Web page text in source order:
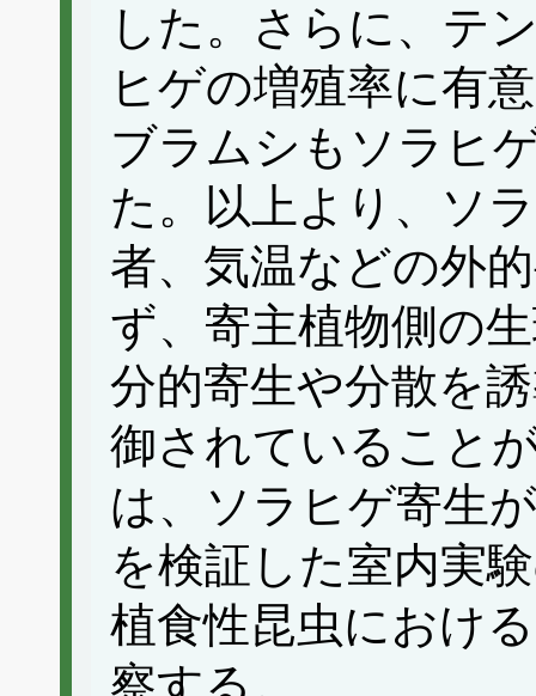
した。さらに、テ
ヒゲの増殖率に有
ブラムシもソラヒ
た。以上より、ソ
者、気温などの外
ず、寄主植物側の
分的寄生や分散を
御されていること
は、ソラヒゲ寄生
を検証した室内実
植食性昆虫におけ
察する。